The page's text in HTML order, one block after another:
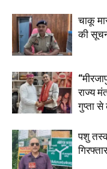
चाकू
की
राज्य
गुप्ता से
पशु
गिरफ्तार